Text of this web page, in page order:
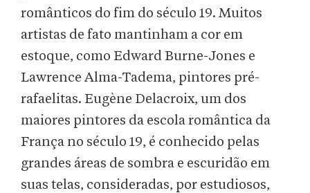
românticos do fim do século 19. Muitos
artistas de fato mantinham a cor em
estoque, como Edward Burne-Jones e
Lawrence Alma-Tadema, pintores pré-
rafaelitas. Eugène Delacroix, um dos
maiores pintores da escola romântica da
França no século 19, é conhecido pelas
grandes áreas de sombra e escuridão em
suas telas, consideradas, por estudiosos,